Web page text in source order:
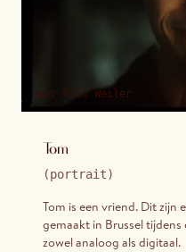
door Milo Weiler
Tom
(portrait)
Tom is een vriend. Dit zijn
gemaakt in Brussel
zowel analoog als digitaal.